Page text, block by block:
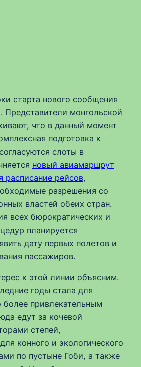
старта нового сообщения
Представители монгольской
что в данный момент
подготовка к
слоты в
новый авиамаршрут
расписание рейсов,
разрешения со
властей обеих стран.
всех бюрократических и
планируется
дату первых полетов и
пассажиров.
к этой линии объясним.
годы стала для
более привлекательным
едут за кочевой
степей,
конного и экологического
по пустыне Гоби, а также